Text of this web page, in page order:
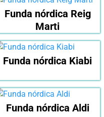
Funda nórdica Reig
Marti
Funda nórdica Kiabi
Funda nórdica Aldi